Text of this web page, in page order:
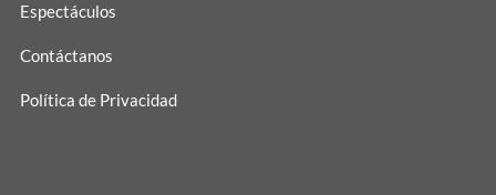
Espectáculos
Contáctanos
Política de Privacidad